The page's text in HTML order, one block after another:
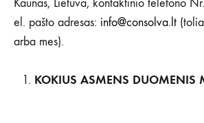
Kaunas, Lietuva, kontaktinio telefono
el. pašto adresas: info@consolva.lt
arba mes).
KOKIUS ASMENS DUOMENIS